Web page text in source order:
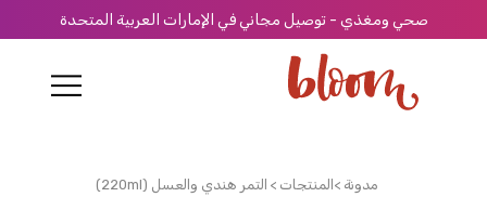
ومغذي - توصيل مجاني في الإمارات العربية المتحدة
المنتجات > التمر هندي والعسل (220ml)